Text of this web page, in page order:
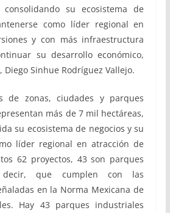
consolidando su ecosistema de
como líder regional en
y con más infraestructura
su desarrollo económico,
Sinhue Rodríguez Vallejo.
de zonas, ciudades y parques
más de 7 mil hectáreas,
su ecosistema de negocios y su
líder regional en atracción de
62 proyectos, 43 son parques
decir, que cumplen con las
en la Norma Mexicana de
Hay 43 parques industriales